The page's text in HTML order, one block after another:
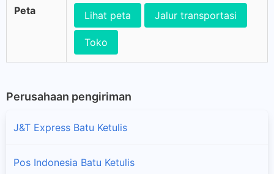
Peta Lihat peta Jalur transportasi
Toko
Perusahaan pengiriman
J&T Express Batu Ketulis
Pos Indonesia Batu Ketulis